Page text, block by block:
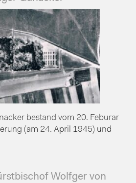
bestand vom 20. Feburar
(am 24. April 1945) und
Wolfger von